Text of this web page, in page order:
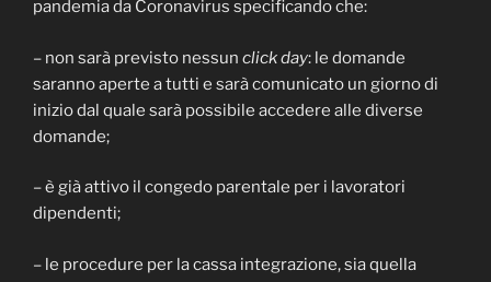
pandemia da Coronavirus specificando che:
– non sarà previsto nessun click day: le domande
saranno aperte a tutti e sarà comunicato un giorno di
inizio dal quale sarà possibile accedere alle diverse
domande;
– è già attivo il congedo parentale per i lavoratori
dipendenti;
– le procedure per la cassa integrazione, sia quella